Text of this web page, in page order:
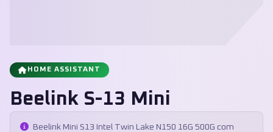
HOME ASSISTANT
Beelink S-13 Mini
Beelink Mini S13 Intel Twin Lake N150 16G 500G com